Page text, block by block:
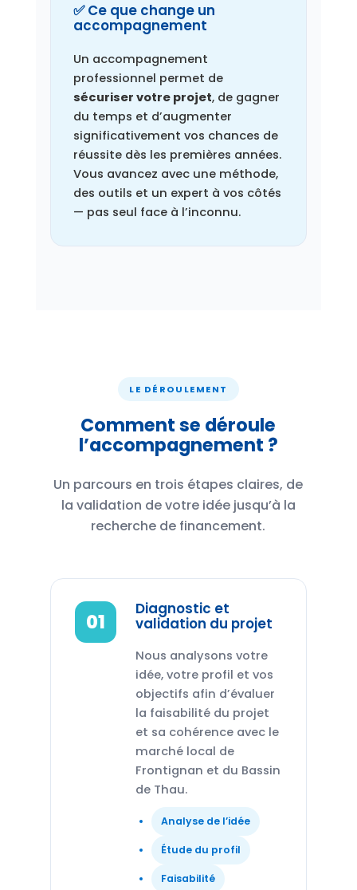
✅ Ce que change un
accompagnement
Un accompagnement
professionnel permet de
sécuriser votre projet, de gagner
du temps et d’augmenter
significativement vos chances de
réussite dès les premières années.
Vous avancez avec une méthode,
des outils et un expert à vos côtés
— pas seul face à l’inconnu.
LE DÉROULEMENT
Comment se déroule
l’accompagnement ?
Un parcours en trois étapes claires, de
la validation de votre idée jusqu’à la
recherche de financement.
01
Diagnostic et
validation du projet
Nous analysons votre
idée, votre profil et vos
objectifs afin d’évaluer
la faisabilité du projet
et sa cohérence avec le
marché local de
Frontignan et du Bassin
de Thau.
Analyse de l’idée
Étude du profil
Faisabilité